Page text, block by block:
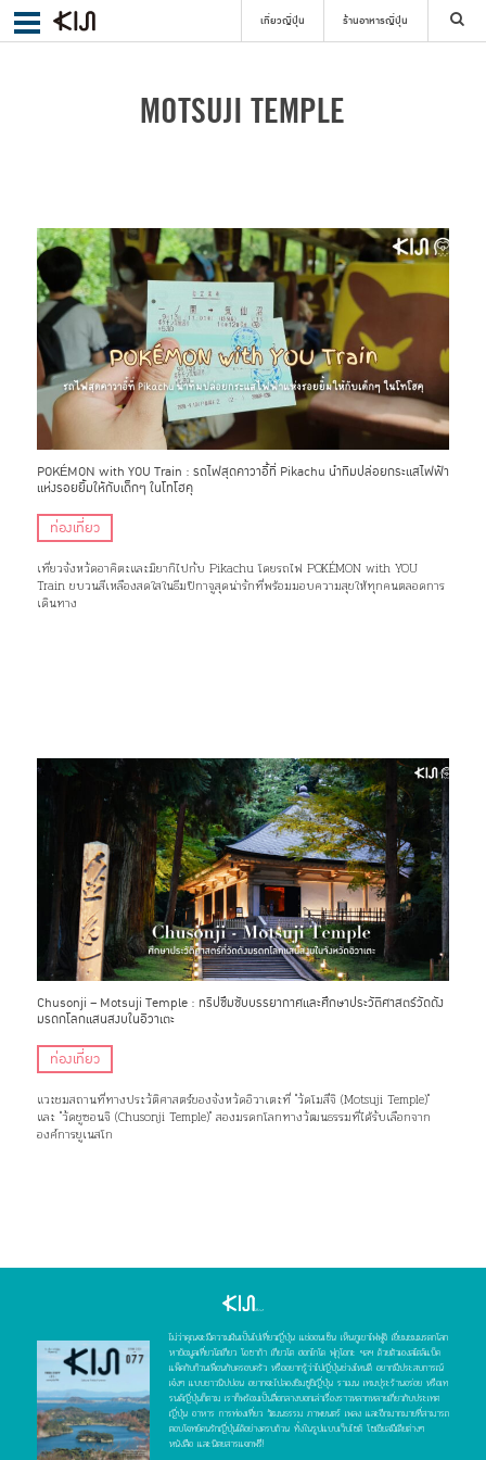
เที่ยวญี่ปุ่น ร้านอาหารญี่ปุ่น
ค้นหา
MOTSUJI TEMPLE
POKÉMON with YOU Train : รถไฟสุดคาวาอี้ที่ Pikachu นำทีมปล่อยกระแสไฟฟ้า
แห่งรอยยิ้มให้กับเด็กๆ ในโทโฮคุ
ท่องเที่ยว
เที่ยวจังหวัดอาคิตะและมิยากิไปกับ Pikachu โดยรถไฟ POKÉMON with YOU
Train ขบวนสีเหลืองสดใสในธีมปิกาจูสุดน่ารักที่พร้อมมอบความสุขให้ทุกคนตลอดการ
เดินทาง
Chusonji – Motsuji Temple : ทริปซึมซับบรรยากาศและศึกษาประวัติศาสตร์วัดดัง
มรดกโลกแสนสงบในอิวาเตะ
ท่องเที่ยว
แวะชมสถานที่ทางประวัติศาสตร์ของจังหวัดอิวาเตะที่ "วัดโมสึจิ (Motsuji Temple)"
และ "วัดชูซอนจิ (Chusonji Temple)" สองมรดกโลกทางวัฒนธรรมที่ได้รับเลือกจาก
องค์การยูเนสโก
ไม่ว่าคุณจะมีความฝันเป็นไปเที่ยวญี่ปุ่น แช่ออนเซ็น เห็นภูเขาไฟฟูจิ เยี่ยมชมมรดกโลก
หาข้อมูลเที่ยวโตเกียว โอซาก้า เกียวโต ฮอกไกโด ฟุกุโอกะ ฯลฯ ด้วยตัวเองสไตล์แบ็ค
แพ็คกับก๊วนเพื่อนกับครอบครัว หรืออยากรู้ว่าไปญี่ปุ่นช่วงไหนดี อยากมีประสบการณ์
เจ๋งๆ แบบชาวนิปปอน อยากจะไปลองชิมซูชิญี่ปุ่น ราเมน เทมปุระร้านอร่อย หรือเท
รนด์ญี่ปุ่นก็ตาม เราก็พร้อมเป็นสื่อกลางบอกเล่าเรื่องราวหลากหลายเกี่ยวกับประเทศ
ญี่ปุ่น อาหาร การท่องเที่ยว วัฒนธรรม ภาพยนตร์ เพลง และอีกมากมายที่สามารถ
ตอบโจทย์คนรักญี่ปุ่นได้อย่างครบถ้วน ทั้งในรูปแบบเว็บไซต์ โซเชียลมีเดียต่างๆ
หนังสือ และนิตยสารแจกฟรี!